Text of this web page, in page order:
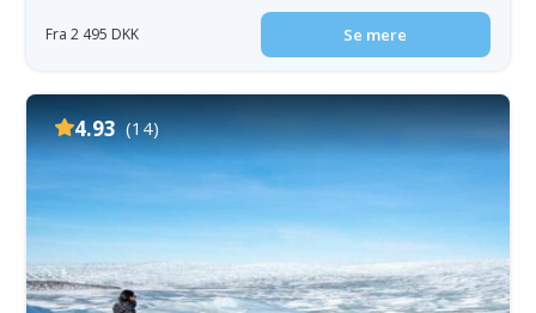
Fra 2 495 DKK Se mere
4.93 (14)